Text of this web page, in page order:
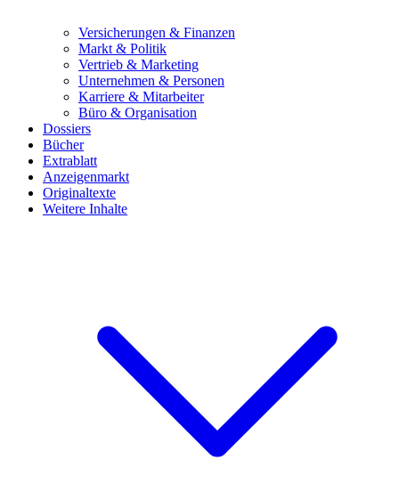
Versicherungen & Finanzen
Markt & Politik
Vertrieb & Marketing
Unternehmen & Personen
Karriere & Mitarbeiter
Büro & Organisation
Dossiers
Bücher
Extrablatt
Anzeigenmarkt
Originaltexte
Weitere Inhalte